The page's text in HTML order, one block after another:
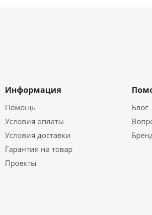
Информация
Помощь
Условия оплаты
Условия доставки
Гарантия на товар
Проекты
Блог